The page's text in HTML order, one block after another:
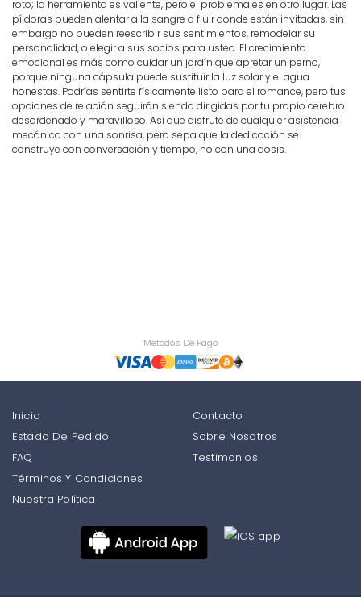
roto; la herramienta es valiente, pero el problema es en otro lugar. Las
píldoras pueden alentar a la sangre a fluir donde están invitadas, sin
embargo no pueden reescribir sus sentimientos, remodelar su
personalidad, o elegir a sus socios para usted. El crecimiento
emocional es más como cuidar un jardín que apretar un perno,
porque ninguna cápsula puede sustituir la luz solar y el agua
honestas. Podrías sentirte físicamente listo para el romance, pero tus
opciones de relación seguirán siendo dirigidas por tu propio cerebro
desordenado y maravilloso. Así que disfrute de cualquier asistencia
mecánica con una sonrisa, pero sepa que la dedicación se
construye con conversación y tiempo, no con una dosis.
Métodos De Pago
Inicio
Estado De Pedido
FAQ
Contacto
Sobre Nosotros
Testimonios
Términos Y Condiciones
Nuestra Política